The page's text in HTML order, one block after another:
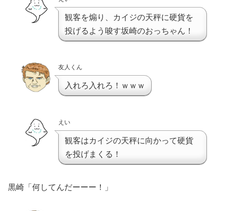
観客を煽り、カイジの天秤に硬貨を
投げるよう唆す坂崎のおっちゃん！
友人くん
入れろ入れろ！ｗｗｗ
えい
観客はカイジの天秤に向かって硬貨
を投げまくる！
黒崎「何してんだーーー！」